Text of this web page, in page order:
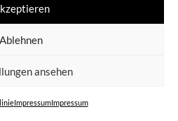
Ablehnen
ansehen
ImpressumImpressum